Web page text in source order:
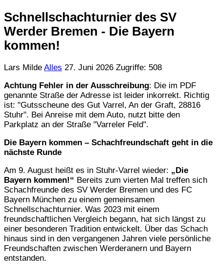
Schnellschachturnier des SV
Werder Bremen - Die Bayern
kommen!
Lars Milde Alles 27. Juni 2026 Zugriffe: 508
Achtung Fehler in der Ausschreibung: Die im PDF
genannte Straße der Adresse ist leider inkorrekt. Richtig
ist: "Gutsscheune des Gut Varrel, An der Graft, 28816
Stuhr". Bei Anreise mit dem Auto, nutzt bitte den
Parkplatz an der Straße "Varreler Feld".
Die Bayern kommen – Schachfreundschaft geht in die
nächste Runde
Am 9. August heißt es in Stuhr-Varrel wieder: „Die
Bayern kommen!“ Bereits zum vierten Mal treffen sich
Schachfreunde des SV Werder Bremen und des FC
Bayern München zu einem gemeinsamen
Schnellschachturnier. Was 2023 mit einem
freundschaftlichen Vergleich begann, hat sich längst zu
einer besonderen Tradition entwickelt. Über das Schach
hinaus sind in den vergangenen Jahren viele persönliche
Freundschaften zwischen Werderanern und Bayern
entstanden.